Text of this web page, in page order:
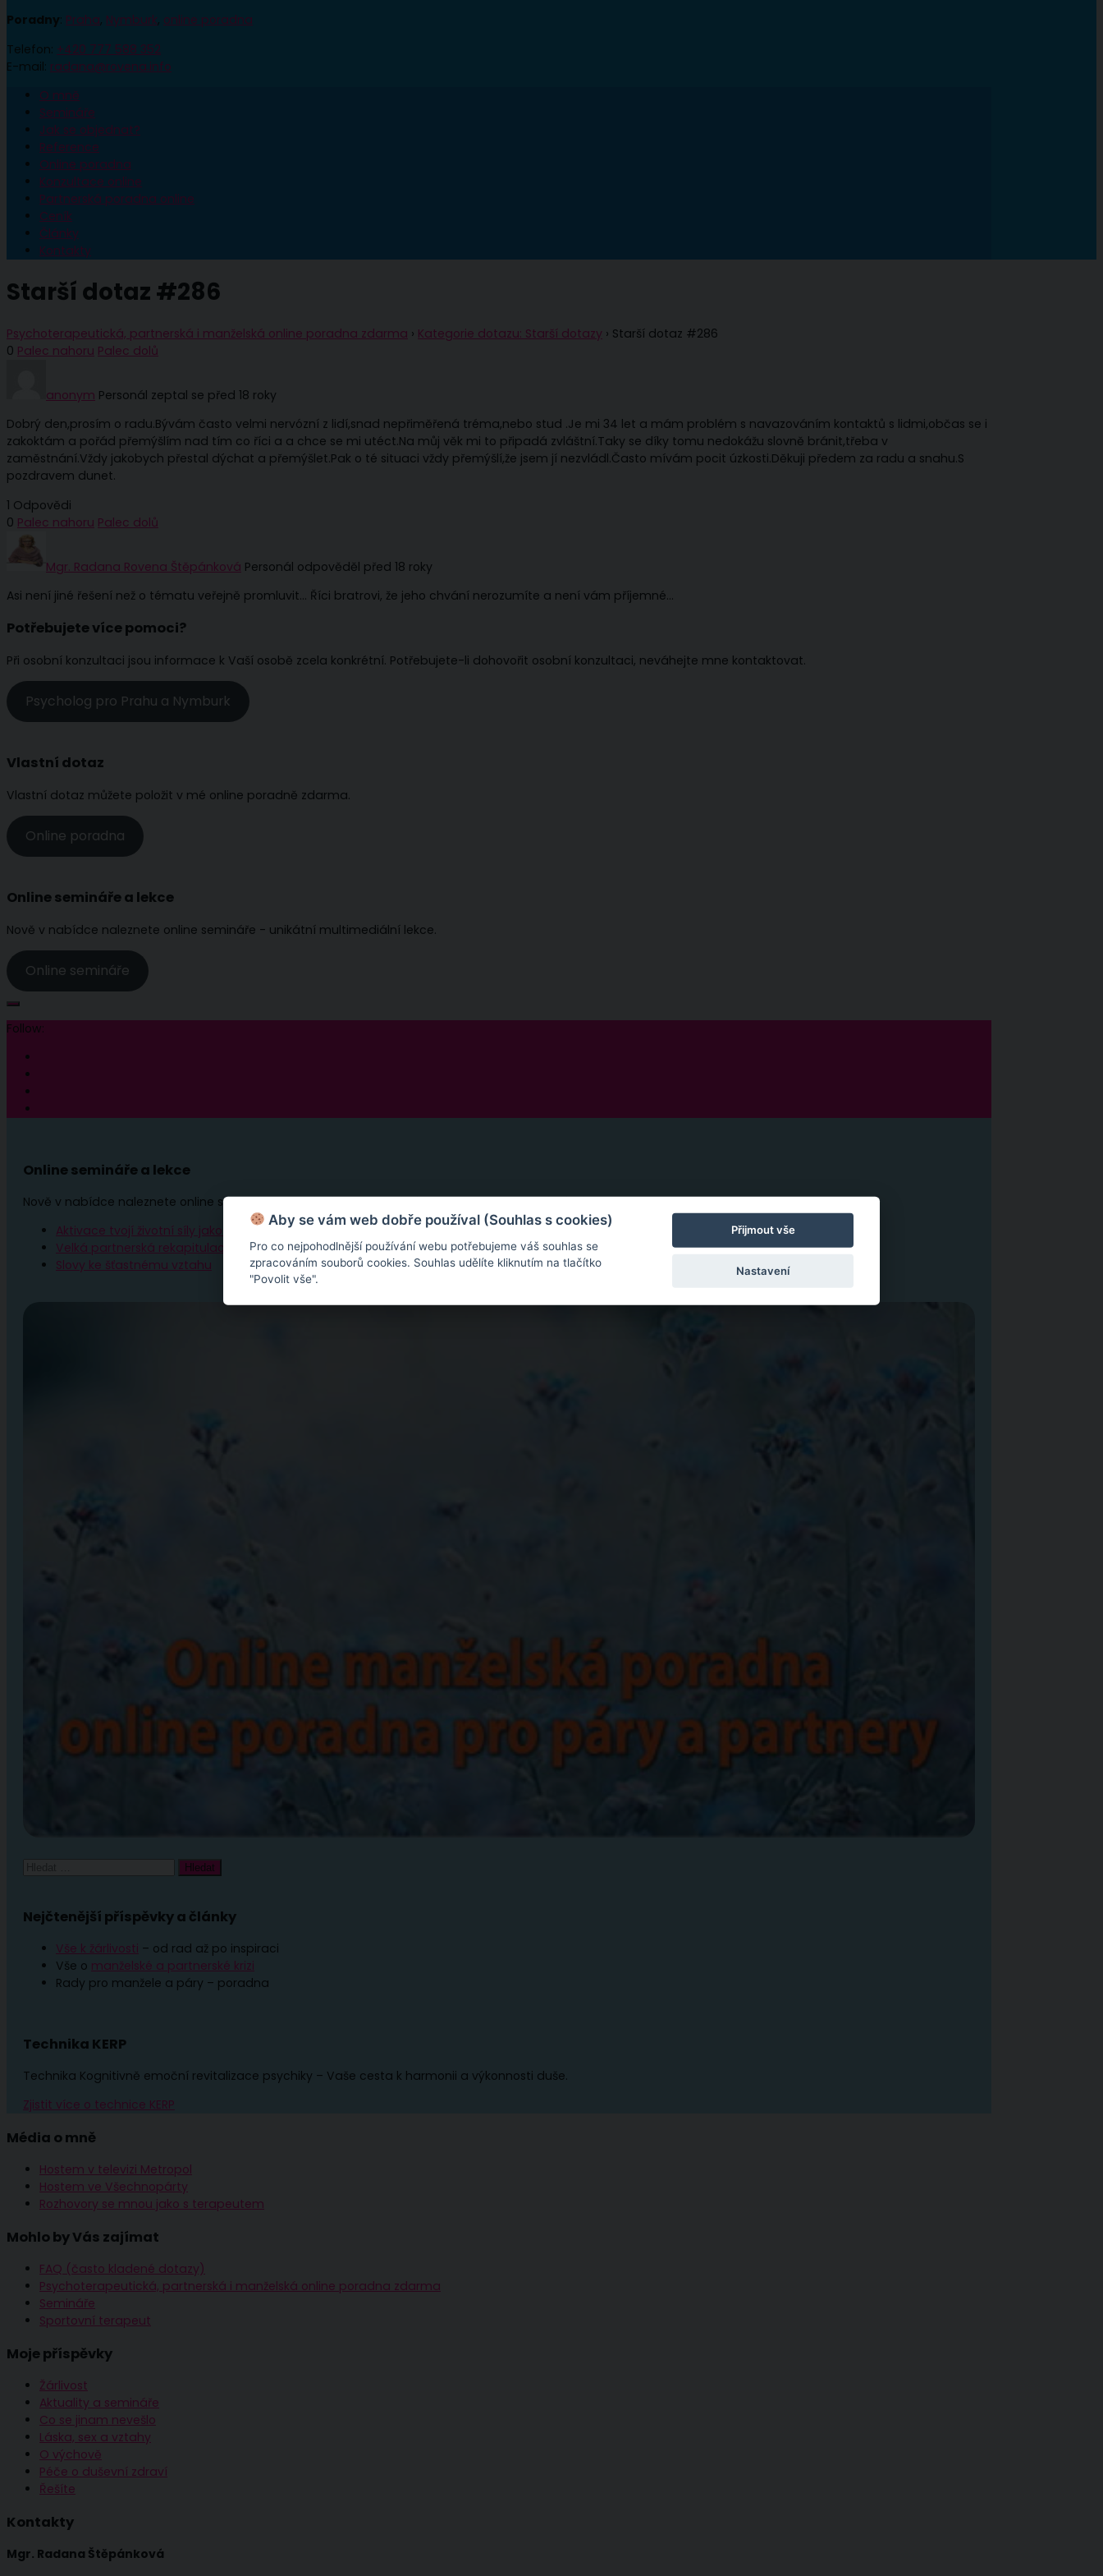
Poradny: Praha, Nymburk, online poradna
Telefon: +420 777 588 352
E-mail: radana@rovena.info
O mně
Semináře
Jak se objednat?
Reference
Online poradna
Konzultace online
Partnerská poradna online
Ceník
Články
Kontakty
Starší dotaz #286
Psychoterapeutická, partnerská i manželská online poradna zdarma › Kategorie dotazu: Starší dotazy › Starší dotaz #286
0 Palec nahoru Palec dolů
anonym Personál zeptal se před 18 roky
Dobrý den,prosím o radu.Bývám často velmi nervózní z lidí,snad nepřiměřená tréma,nebo stud .Je mi 34 let a mám problém s navazováním kontaktů s lidmi,občas se i
zakoktám a pořád přemýšlím nad tím co říci a a chce se mi utéct.Na můj věk mi to připadá zvláštní.Taky se díky tomu nedokážu slovně bránit,třeba v
zaměstnání.Vždy jakobych přestal dýchat a přemýšlet.Pak o té situaci vždy přemýšlí,že jsem jí nezvládl.Často mívám pocit úzkosti.Děkuji předem za radu a snahu.S
pozdravem dunet.
1 Odpovědi
0 Palec nahoru Palec dolů
Mgr. Radana Rovena Štěpánková Personál odpověděl před 18 roky
Asi není jiné řešení než o tématu veřejně promluvit… Říci bratrovi, že jeho chvání nerozumíte a není vám příjemné…
Potřebujete více pomoci?
Při osobní konzultaci jsou informace k Vaší osobě zcela konkrétní. Potřebujete-li dohovořit osobní konzultaci, neváhejte mne kontaktovat.
Psycholog pro Prahu a Nymburk
Vlastní dotaz
Vlastní dotaz můžete položit v mé online poradně zdarma.
Online poradna
Online semináře a lekce
Nově v nabídce naleznete online semináře - unikátní multimediální lekce.
Online semináře
Follow:
Online semináře a lekce
Nově v nabídce naleznete online semináře – unikátní multimediální lekce, naprosto konkrétní návody a inspirace.
Aktivace tvojí životní síly jako cesta sebelásky
Velká partnerská rekapitulace a restart vašeho vztahu
Slovy ke šťastnému vztahu
Nejčtenější příspěvky a články
Vše k žárlivosti – od rad až po inspiraci
Vše o manželské a partnerské krizi
Rady pro manžele a páry – poradna
Technika KERP
Technika Kognitivně emoční revitalizace psychiky – Vaše cesta k harmonii a výkonnosti duše.
Zjistit více o technice KERP
Média o mně
Hostem v televizi Metropol
Hostem ve Všechnopárty
Rozhovory se mnou jako s terapeutem
Mohlo by Vás zajímat
FAQ (často kladené dotazy)
Psychoterapeutická, partnerská i manželská online poradna zdarma
Semináře
Sportovní terapeut
Moje příspěvky
Žárlivost
Aktuality a semináře
Co se jinam nevešlo
Láska, sex a vztahy
O výchově
Péče o duševní zdraví
Řešíte
Kontakty
Mgr. Radana Štěpánková
Aby se vám web dobře používal (Souhlas s cookies)
Pro co nejpohodlnější používání webu potřebujeme váš souhlas se
zpracováním souborů cookies. Souhlas udělíte kliknutím na tlačítko
"Povolit vše".
Přijmout vše
Nastavení